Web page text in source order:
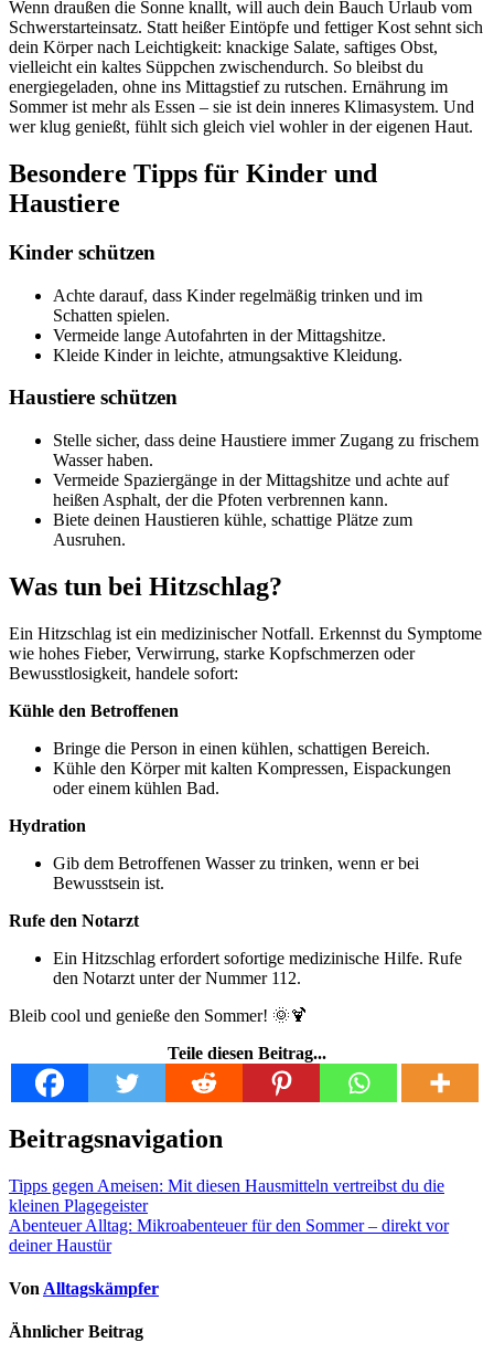
Wenn draußen die Sonne knallt, will auch dein Bauch Urlaub vom
Schwerstarteinsatz. Statt heißer Eintöpfe und fettiger Kost sehnt sich
dein Körper nach Leichtigkeit: knackige Salate, saftiges Obst,
vielleicht ein kaltes Süppchen zwischendurch. So bleibst du
energiegeladen, ohne ins Mittagstief zu rutschen. Ernährung im
Sommer ist mehr als Essen – sie ist dein inneres Klimasystem. Und
wer klug genießt, fühlt sich gleich viel wohler in der eigenen Haut.
Besondere Tipps für Kinder und
Haustiere
Kinder schützen
Achte darauf, dass Kinder regelmäßig trinken und im
Schatten spielen.
Vermeide lange Autofahrten in der Mittagshitze.
Kleide Kinder in leichte, atmungsaktive Kleidung.
Haustiere schützen
Stelle sicher, dass deine Haustiere immer Zugang zu frischem
Wasser haben.
Vermeide Spaziergänge in der Mittagshitze und achte auf
heißen Asphalt, der die Pfoten verbrennen kann.
Biete deinen Haustieren kühle, schattige Plätze zum
Ausruhen.
Was tun bei Hitzschlag?
Ein Hitzschlag ist ein medizinischer Notfall. Erkennst du Symptome
wie hohes Fieber, Verwirrung, starke Kopfschmerzen oder
Bewusstlosigkeit, handele sofort:
Kühle den Betroffenen
Bringe die Person in einen kühlen, schattigen Bereich.
Kühle den Körper mit kalten Kompressen, Eispackungen
oder einem kühlen Bad.
Hydration
Gib dem Betroffenen Wasser zu trinken, wenn er bei
Bewusstsein ist.
Rufe den Notarzt
Ein Hitzschlag erfordert sofortige medizinische Hilfe. Rufe
den Notarzt unter der Nummer 112.
Bleib cool und genieße den Sommer! 🌞🍹
Teile diesen Beitrag...
Beitragsnavigation
Tipps gegen Ameisen: Mit diesen Hausmitteln vertreibst du die
kleinen Plagegeister
Abenteuer Alltag: Mikroabenteuer für den Sommer – direkt vor
deiner Haustür
Von Alltagskämpfer
Ähnlicher Beitrag